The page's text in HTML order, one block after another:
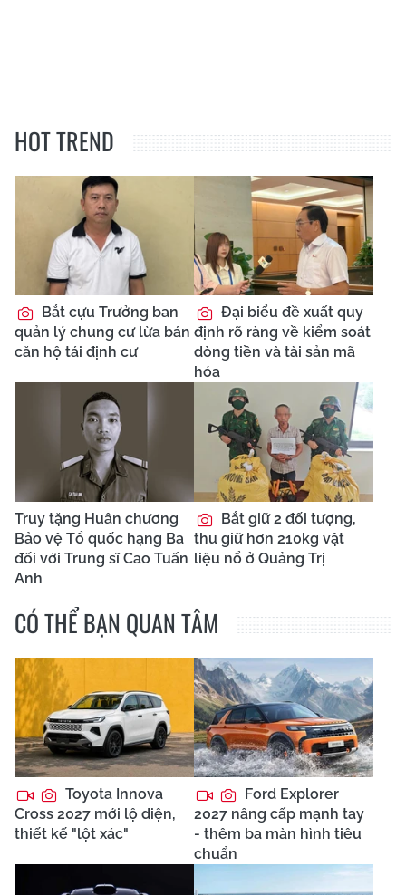
HOT TREND
Bắt cựu Trưởng ban
quản lý chung cư lừa bán
căn hộ tái định cư
Đại biểu đề xuất quy
định rõ ràng về kiểm soát
dòng tiền và tài sản mã
hóa
Truy tặng Huân chương
Bảo vệ Tổ quốc hạng Ba
đối với Trung sĩ Cao Tuấn
Anh
Bắt giữ 2 đối tượng,
thu giữ hơn 210kg vật
liệu nổ ở Quảng Trị
CÓ THỂ BẠN QUAN TÂM
Toyota Innova
Cross 2027 mới lộ diện,
thiết kế "lột xác"
Ford Explorer
2027 nâng cấp mạnh tay
- thêm ba màn hình tiêu
chuẩn